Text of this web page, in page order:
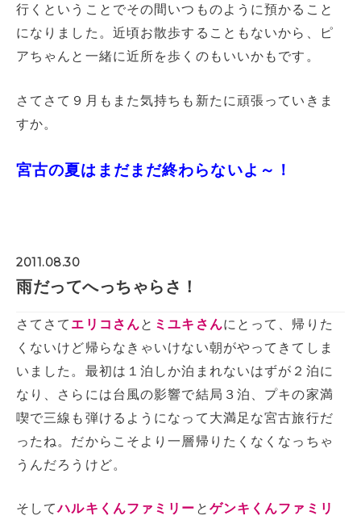
行くということでその間いつものように預かること
になりました。近頃お散歩することもないから、ピ
アちゃんと一緒に近所を歩くのもいいかもです。
さてさて９月もまた気持ちも新たに頑張っていきま
すか。
宮古の夏はまだまだ終わらないよ～！
2011.08.30
雨だってへっちゃらさ！
さてさて エリコさんと ミユキさんにとって、帰りた
くないけど帰らなきゃいけない朝がやってきてしま
いました。最初は１泊しか泊まれないはずが２泊に
なり、さらには台風の影響で結局３泊、プキの家満
喫で三線も弾けるようになって大満足な宮古旅行だ
ったね。だからこそより一層帰りたくなくなっちゃ
うんだろうけど。
そしてハルキくんファミリー と ゲンキくんファミリ